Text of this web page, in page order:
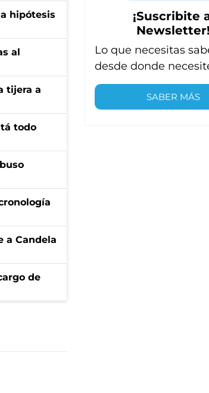
hipótesis
al
tijera a
todo
a Candela
de
¡Suscribite
Newsletter!
Lo que necesitas
desde donde
SABER MÁS